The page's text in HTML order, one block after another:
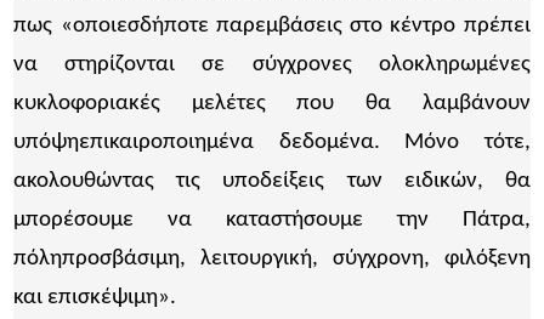
πως «οποιεσδήποτε παρεμβάσεις στο κέντρο πρέπει
να στηρίζονται σε σύγχρονες ολοκληρωμένες
κυκλοφοριακές μελέτες που θα λαμβάνουν
υπόψηεπικαιροποιημένα δεδομένα. Μόνο τότε,
ακολουθώντας τις υποδείξεις των ειδικών, θα
μπορέσουμε να καταστήσουμε την Πάτρα,
πόληπροσβάσιμη, λειτουργική, σύγχρονη, φιλόξενη
και επισκέψιμη».